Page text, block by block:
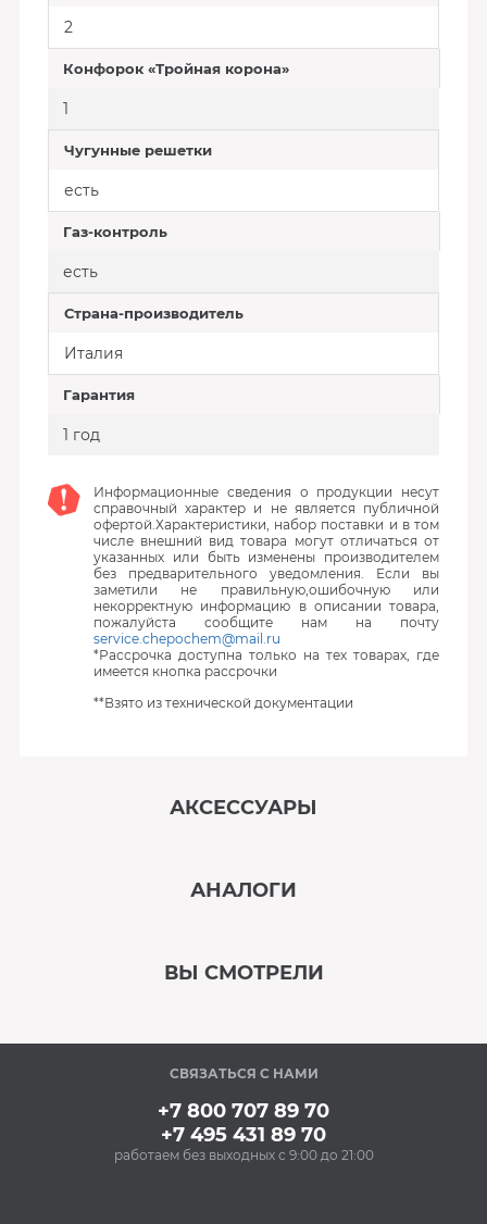
2
Конфорок «Тройная корона»
1
Чугунные решетки
есть
Газ-контроль
есть
Страна-производитель
Италия
Гарантия
1 год
Информационные сведения о продукции несут
справочный характер и не является публичной
офертой.Характеристики, набор поставки и в том
числе внешний вид товара могут отличаться от
указанных или быть изменены производителем
без предварительного уведомления. Если вы
заметили не правильную,ошибочную или
некорректную информацию в описании товара,
пожалуйста сообщите нам на почту
service.chepochem@mail.ru
*Рассрочка доступна только на тех товарах, где
имеется кнопка рассрочки
**Взято из технической документации
АКСЕССУАРЫ
АНАЛОГИ
ВЫ СМОТРЕЛИ
В наличии
СВЯЗАТЬСЯ С НАМИ
+7 800 707 89 70
+7 495 431 89 70
работаем без выходных с 9:00 до 21:00